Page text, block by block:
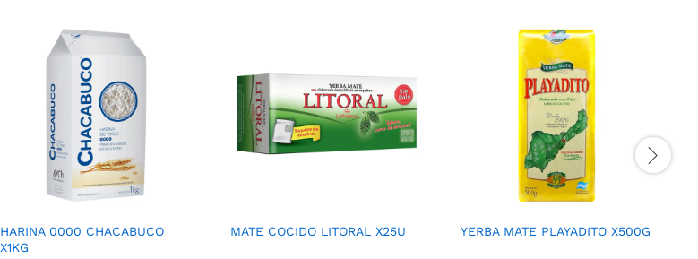
HARINA 0000 CHACABUCO
X1KG
MATE COCIDO LITORAL X25U YERBA MATE PLAYADITO X500G